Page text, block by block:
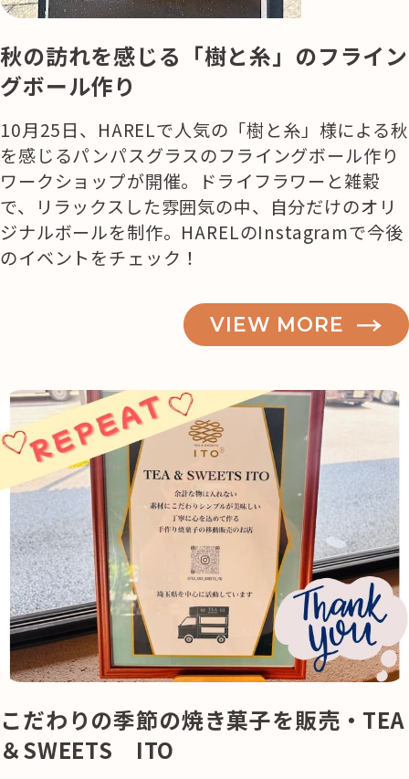
秋の訪れを感じる「樹と糸」のフライン
グボール作り
10月25日、HARELで人気の「樹と糸」様による秋
を感じるパンパスグラスのフライングボール作り
ワークショップが開催。ドライフラワーと雑穀
で、リラックスした雰囲気の中、自分だけのオリ
ジナルボールを制作。HARELのInstagramで今後
のイベントをチェック！
VIEW MORE
こだわりの季節の焼き菓子を販売・TEA
＆SWEETS ITO